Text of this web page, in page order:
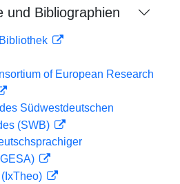
und Bibliographien
of European Research
Südwestdeutschen
(SWB)